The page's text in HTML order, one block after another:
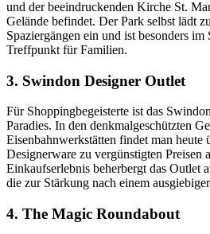
und der beeindruckenden Kirche St.
Gelände befindet. Der Park selbst lädt
Spaziergängen ein und ist besonders
Treffpunkt für Familien.
3. Swindon Designer Outlet
Für Shoppingbegeisterte ist das
Paradies. In den denkmalgeschützten
Eisenbahnwerkstätten findet man heute
Designerware zu vergünstigten Preisen
Einkaufserlebnis beherbergt das Outlet
die zur Stärkung nach einem
4. The Magic Roundabout